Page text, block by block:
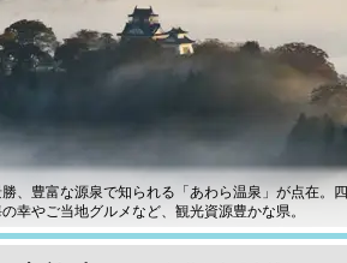
、豊富な源泉で知られる「あわら温泉」が点在。
幸やご当地グルメなど、観光資源豊かな県。